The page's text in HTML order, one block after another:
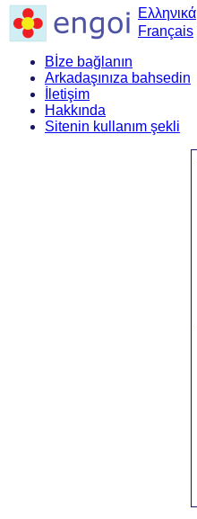
Ελληνικά
Français
Bİze bağlanın
Arkadaşınıza bahsedin
İletişim
Hakkında
Sitenin kullanım şekli